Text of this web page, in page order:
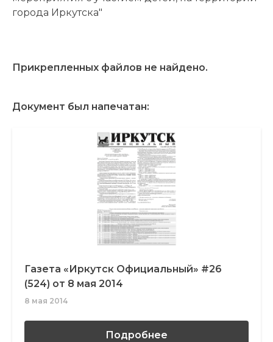
города Иркутска"
Прикрепленных файлов не найдено.
Документ был напечатан:
Газета «Иркутск Официальный» #26
(524) от 8 мая 2014
8 мая 2014
Подробнее